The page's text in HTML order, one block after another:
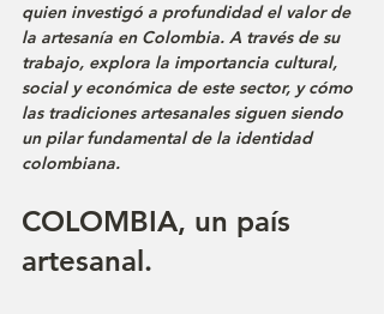
quien investigó a profundidad el valor de
la artesanía en Colombia. A través de su
trabajo, explora la importancia cultural,
social y económica de este sector, y cómo
las tradiciones artesanales siguen siendo
un pilar fundamental de la identidad
colombiana.
COLOMBIA, un país
artesanal.